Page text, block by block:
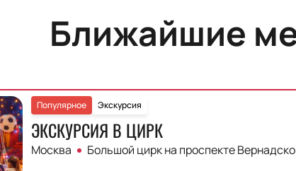
Ближайшие
Экскурсия
Популярное
ЭКСКУРСИЯ В ЦИРК
Москва Большой цирк на проспекте